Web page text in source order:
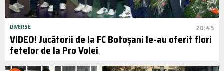
DIVERSE 20:45
VIDEO! Jucătorii de la FC Botoșani le-au oferit flori
fetelor de la Pro Volei